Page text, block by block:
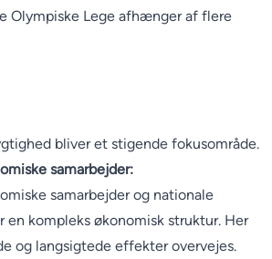
Olympiske Lege afhænger af flere
bliver et stigende fokusområde.
samarbejder:
samarbejder og nationale
en kompleks økonomisk struktur. Her
og langsigtede effekter overvejes.